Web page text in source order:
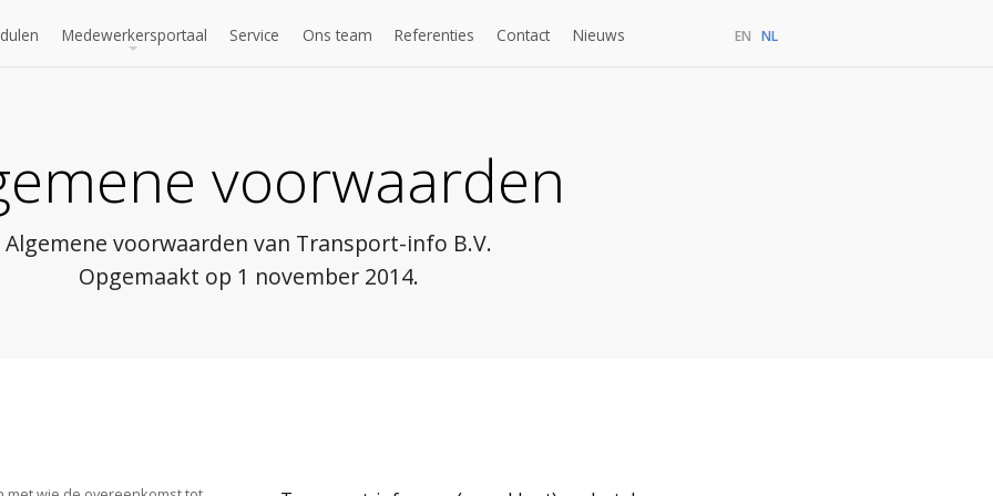
Medewerkersportaal Service Ons team Referenties Contact Nieuws EN NL
voorwaarden
Algemene voorwaarden van Transport-info B.V.
Opgemaakt op 1 november 2014.